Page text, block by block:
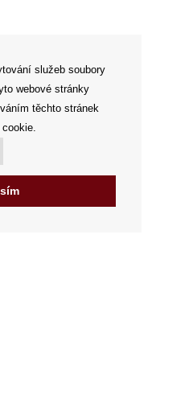
služeb soubory
webové stránky
těchto stránek